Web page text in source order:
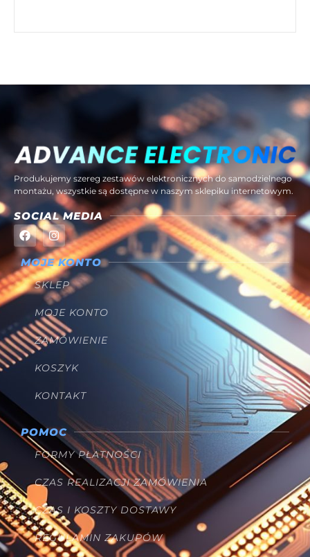
Produkujemy szereg zestawów elektronicznych do samodzielnego
montażu, wszystkie są dostępne w naszym sklepiku internetowym.
SOCIAL MEDIA
MOJE KONTO
SKLEP
MOJE KONTO
ZAMÓWIENIE
KOSZYK
KONTAKT
POMOC
FORMY PŁATNOŚCI
CZAS REALIZACJI ZAMÓWIENIA
CZAS I KOSZTY DOSTAWY
REGULAMIN ZAKUPÓW